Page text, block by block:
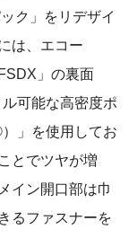
ク」をリデザイ
は、エコー
」の裏面
可能な高密度ポ
」を使用してお
とでツヤが増
イン開口部は巾
るファスナーを